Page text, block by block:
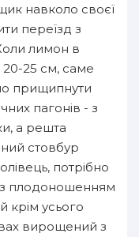
навколо своєї
переїзд з
лимон в
25 см, саме
прищипнути
пагонів - з
а решта
стовбур
потрібно
плодоношенням
крім усього
вирощений з